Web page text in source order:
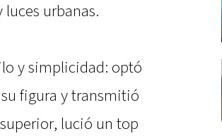
urbanas.
y simplicidad: optó
figura y transmitió
lució un top